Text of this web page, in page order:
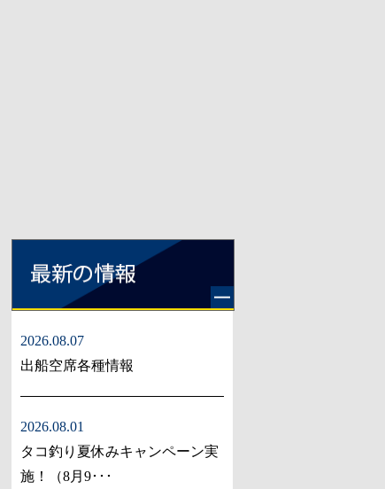
2026.08.07
出船空席各種情報
2026.08.01
タコ釣り夏休みキャンペーン実
施！（8月9･･･